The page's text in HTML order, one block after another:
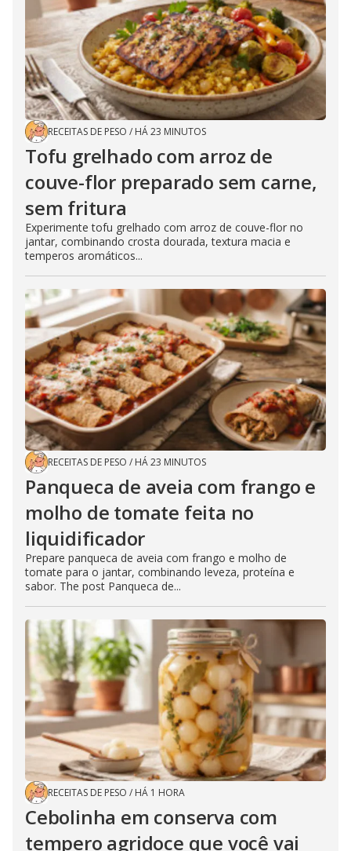
RECEITAS DE PESO / HÁ 23 MINUTOS
Tofu grelhado com arroz de
couve-flor preparado sem carne,
sem fritura
Experimente tofu grelhado com arroz de couve-flor no
jantar, combinando crosta dourada, textura macia e
temperos aromáticos...
RECEITAS DE PESO / HÁ 23 MINUTOS
Panqueca de aveia com frango e
molho de tomate feita no
liquidificador
Prepare panqueca de aveia com frango e molho de
tomate para o jantar, combinando leveza, proteína e
sabor. The post Panqueca de...
RECEITAS DE PESO / HÁ 1 HORA
Cebolinha em conserva com
tempero agridoce que você vai